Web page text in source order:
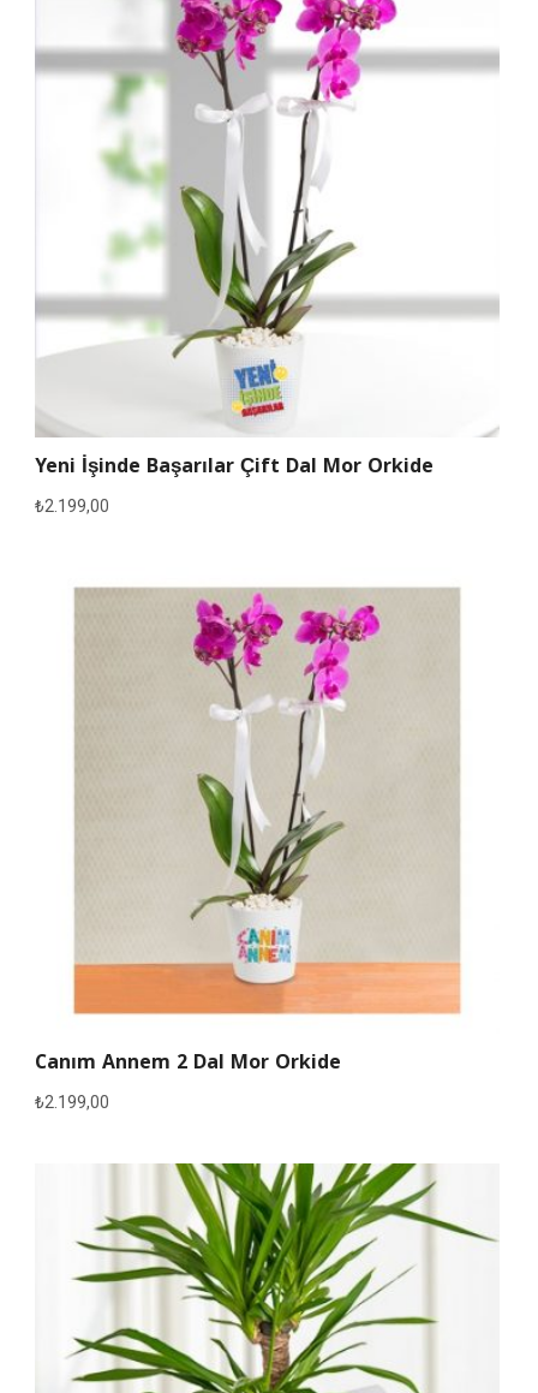
Yeni İşinde Başarılar Çift Dal Mor Orkide
₺2.199,00
Canım Annem 2 Dal Mor Orkide
₺2.199,00